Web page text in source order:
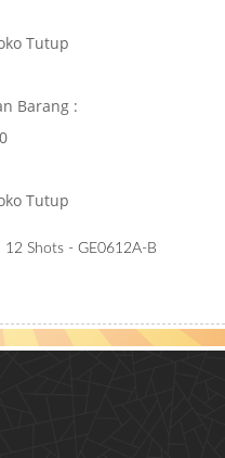
Tutup
Barang :
Tutup
12 Shots - GE0612A-B